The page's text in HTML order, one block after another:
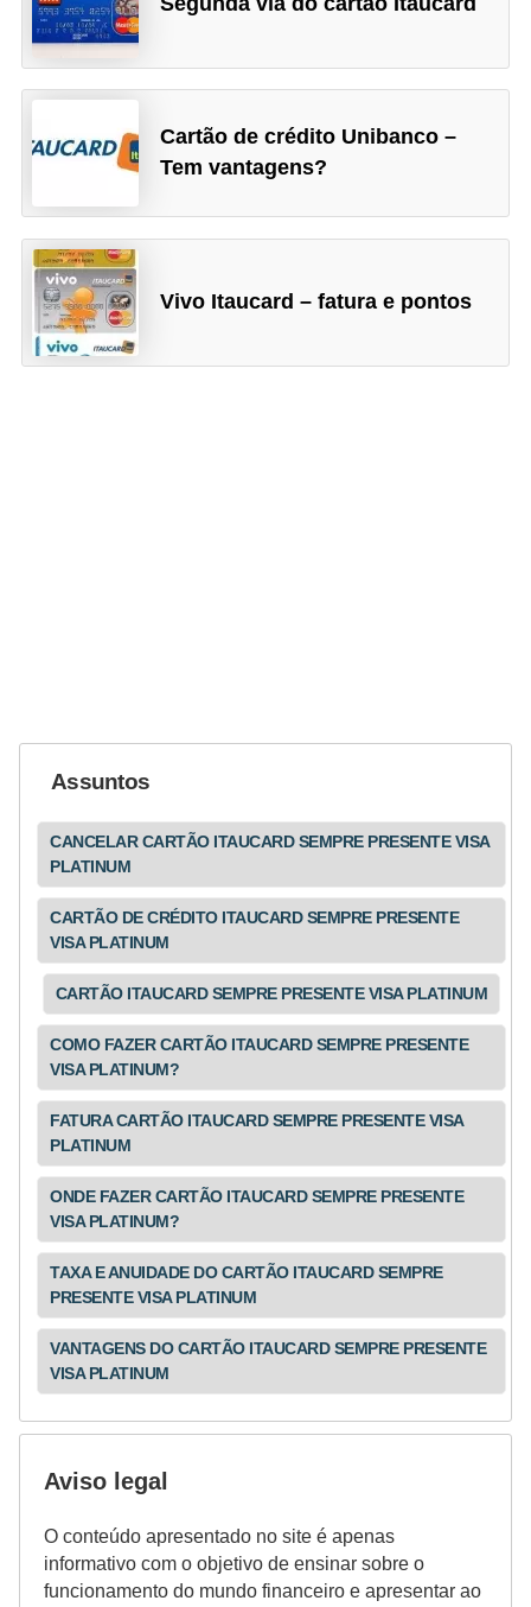
Cartão de crédito Unibanco –
Tem vantagens?
Vivo Itaucard – fatura e pontos
Assuntos
CANCELAR CARTÃO ITAUCARD SEMPRE PRESENTE VISA
PLATINUM
CARTÃO DE CRÉDITO ITAUCARD SEMPRE PRESENTE
VISA PLATINUM
CARTÃO ITAUCARD SEMPRE PRESENTE VISA PLATINUM
COMO FAZER CARTÃO ITAUCARD SEMPRE PRESENTE
VISA PLATINUM?
FATURA CARTÃO ITAUCARD SEMPRE PRESENTE VISA
PLATINUM
ONDE FAZER CARTÃO ITAUCARD SEMPRE PRESENTE
VISA PLATINUM?
TAXA E ANUIDADE DO CARTÃO ITAUCARD SEMPRE
PRESENTE VISA PLATINUM
VANTAGENS DO CARTÃO ITAUCARD SEMPRE PRESENTE
VISA PLATINUM
Aviso legal
O conteúdo apresentado no site é apenas
informativo com o objetivo de ensinar sobre o
funcionamento do mundo financeiro e apresentar ao
r
e
c
m
e
n
s
a